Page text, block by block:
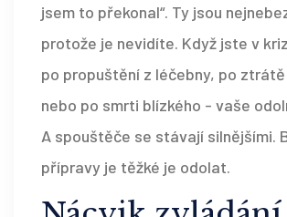
jsem to překonal“. Ty jsou
protože je nevidíte. Když jste v
po propuštění z léčebny, po
nebo po smrti blízkého - vaše
A spouštěče se stávají silnějšími.
přípravy je těžké je odolat.